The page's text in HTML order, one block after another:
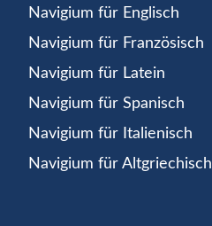
Navigium für Englisch
Navigium für Französisch
Navigium für Latein
Navigium für Spanisch
Navigium für Italienisch
Navigium für Altgriechisch